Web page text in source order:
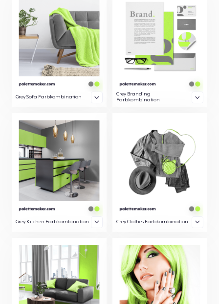
Grey Sofa Farbkombination
Grey Branding
Farbkombination
Grey Kitchen Farbkombination Grey Clothes Farbkombination